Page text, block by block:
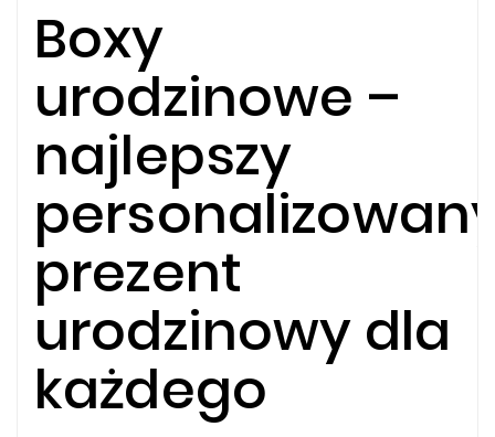
Boxy
urodzinowe –
najlepszy
prezent
urodzinowy dla
każdego